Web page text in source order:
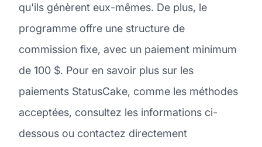
qu'ils génèrent eux-mêmes. De plus, le
programme offre une structure de
commission fixe, avec un paiement minimum
de 100 $. Pour en savoir plus sur les
paiements StatusCake, comme les méthodes
acceptées, consultez les informations ci-
dessous ou contactez directement